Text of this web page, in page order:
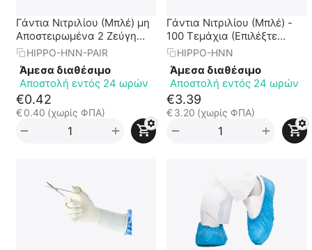
Γάντια Νιτριλίου (Μπλέ) μη
Αποστειρωμένα 2 Ζεύγη
Συσκευασμένα (Επιλέξτε
HIPPO-HNN-PAIR
Άμεσα διαθέσιμο
Αποστολή εντός 24 ωρών
€0.42
€ 0.40 (χωρίς ΦΠΑ)
+
−
Γάντια Νιτριλίου (Μπλέ) -
100 Τεμάχια (Επιλέξτε
Μέγεθος)
HIPPO-HNN
Άμεσα διαθέσιμο
Αποστολή εντός 24 ωρών
€3.39
€3.20 (χωρίς ΦΠΑ)
+
−